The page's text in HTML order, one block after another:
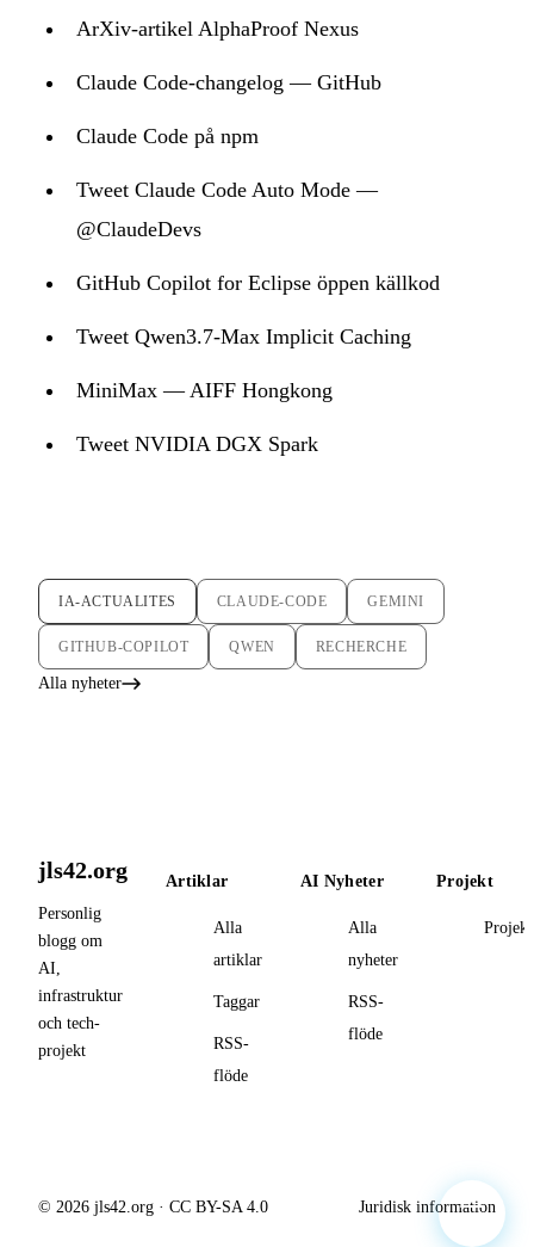
ArXiv-artikel AlphaProof Nexus
Claude Code-changelog — GitHub
Claude Code på npm
Tweet Claude Code Auto Mode —
@ClaudeDevs
GitHub Copilot for Eclipse öppen källkod
Tweet Qwen3.7-Max Implicit Caching
MiniMax — AIFF Hongkong
Tweet NVIDIA DGX Spark
IA-ACTUALITES CLAUDE-CODE GEMINI
GITHUB-COPILOT QWEN RECHERCHE
Alla nyheter
jls42.org
Personlig
blogg om
AI,
infrastruktur
och tech-
projekt
Artiklar
Alla
artiklar
Taggar
RSS-
flöde
AI Nyheter
Alla
nyheter
RSS-
flöde
Projekt
Projekt
© 2026 jls42.org · CC BY-SA 4.0 Juridisk information